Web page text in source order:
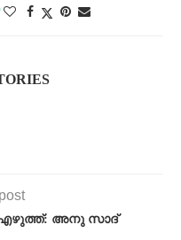
എഴുത്ത്: അനു സാദ്